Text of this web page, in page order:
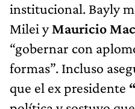
institucional. Bayly
Milei yMauricio
“gobernar con
formas”. Incluso
que el ex presidente